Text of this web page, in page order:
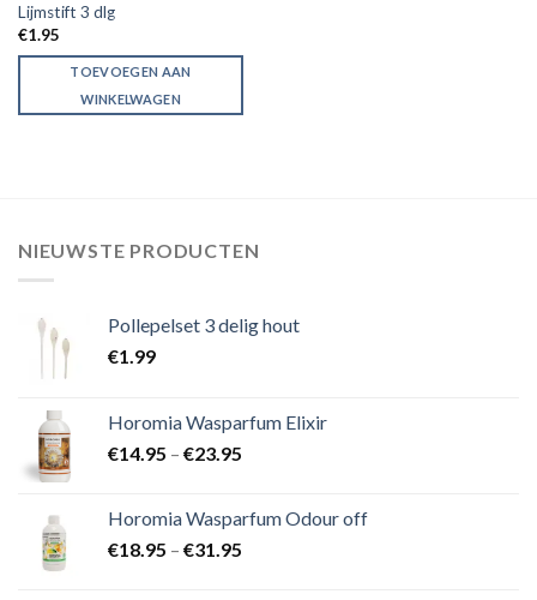
Lijmstift 3 dlg
€1.95
TOEVOEGEN AAN
WINKELWAGEN
NIEUWSTE PRODUCTEN
Pollepelset 3 delig hout
€1.99
Horomia Wasparfum Elixir
€14.95 – €23.95
Horomia Wasparfum Odour off
€18.95 – €31.95